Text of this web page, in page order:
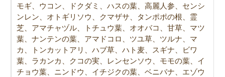
モギ、ウコン、ドクダミ、ハスの葉、高麗人参、センシ
ンレン、オトギリソウ、クマザサ、タンポポの根、霊
芝、アマチャヅル、トチュウ葉、オオバコ、甘草、マツ
葉、ナンテンの葉、アマドコロ、ツユ草、ツルナ、マ
カ、トンカットアリ、ハブ草、ハト麦、スギナ、ビワ
葉、ラカンカ、クコの実、レンセンソウ、モモの葉、イ
チョウ葉、ニンドウ、イチジクの葉、ベニバナ、エゾウ